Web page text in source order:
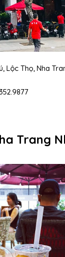
Lộc Thọ, Nha
Trang